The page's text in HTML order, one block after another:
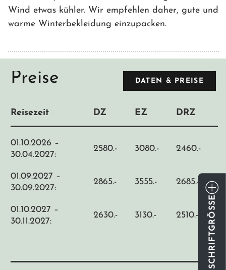
Wind etwas kühler. Wir empfehlen daher, gute und
warme Winterbekleidung einzupacken.
DATEN & PREISE
Preise
Reisezeit DZ EZ DRZ
01.10.2026 –
30.04.2027:
2580.- 3080.- 2460.-
01.09.2027 –
30.09.2027:
2865.- 3555.- 2685.-
01.10.2027 –
30.11.2027:
2630.- 3130.- 2510.- SCHRIFTGRÖSSE